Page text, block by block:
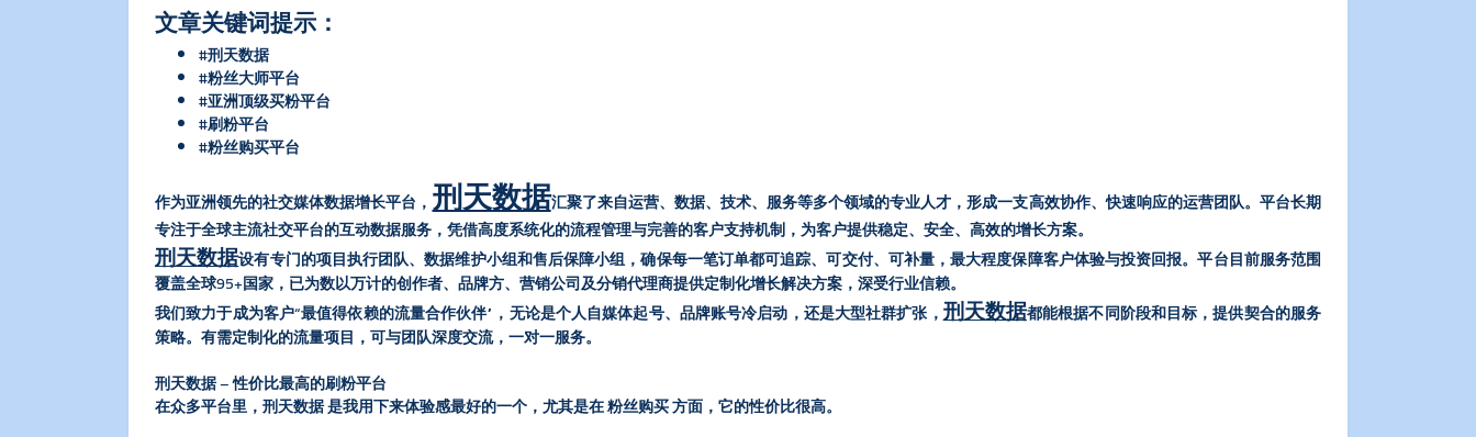
文章关键词提示：
#刑天数据
#粉丝大师平台
#亚洲顶级买粉平台
#刷粉平台
#粉丝购买平台
作为亚洲领先的社交媒体数据增长平台， 刑天数据汇聚了来自运营、数据、技术、服务等多个领域的专业人才，形成一支高效协作、快速响应的运营团队。平台长期
专注于全球主流社交平台的互动数据服务，凭借高度系统化的流程管理与完善的客户支持机制，为客户提供稳定、安全、高效的增长方案。
刑天数据设有专门的项目执行团队、数据维护小组和售后保障小组，确保每一笔订单都可追踪、可交付、可补量，最大程度保障客户体验与投资回报。平台目前服务范围
覆盖全球95+国家，已为数以万计的创作者、品牌方、营销公司及分销代理商提供定制化增长解决方案，深受行业信赖。
我们致力于成为客户“最值得依赖的流量合作伙伴”，无论是个人自媒体起号、品牌账号冷启动，还是大型社群扩张，刑天数据都能根据不同阶段和目标，提供契合的服务
策略。有需定制化的流量项目，可与团队深度交流，一对一服务。
刑天数据 – 性价比最高的刷粉平台
在众多平台里，刑天数据 是我用下来体验感最好的一个，尤其是在 粉丝购买 方面，它的性价比很高。